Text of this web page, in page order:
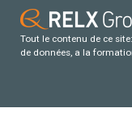
Tout le contenu de ce
de données, a la